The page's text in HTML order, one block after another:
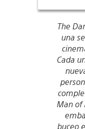
The
una
Cada
Man of
buceo